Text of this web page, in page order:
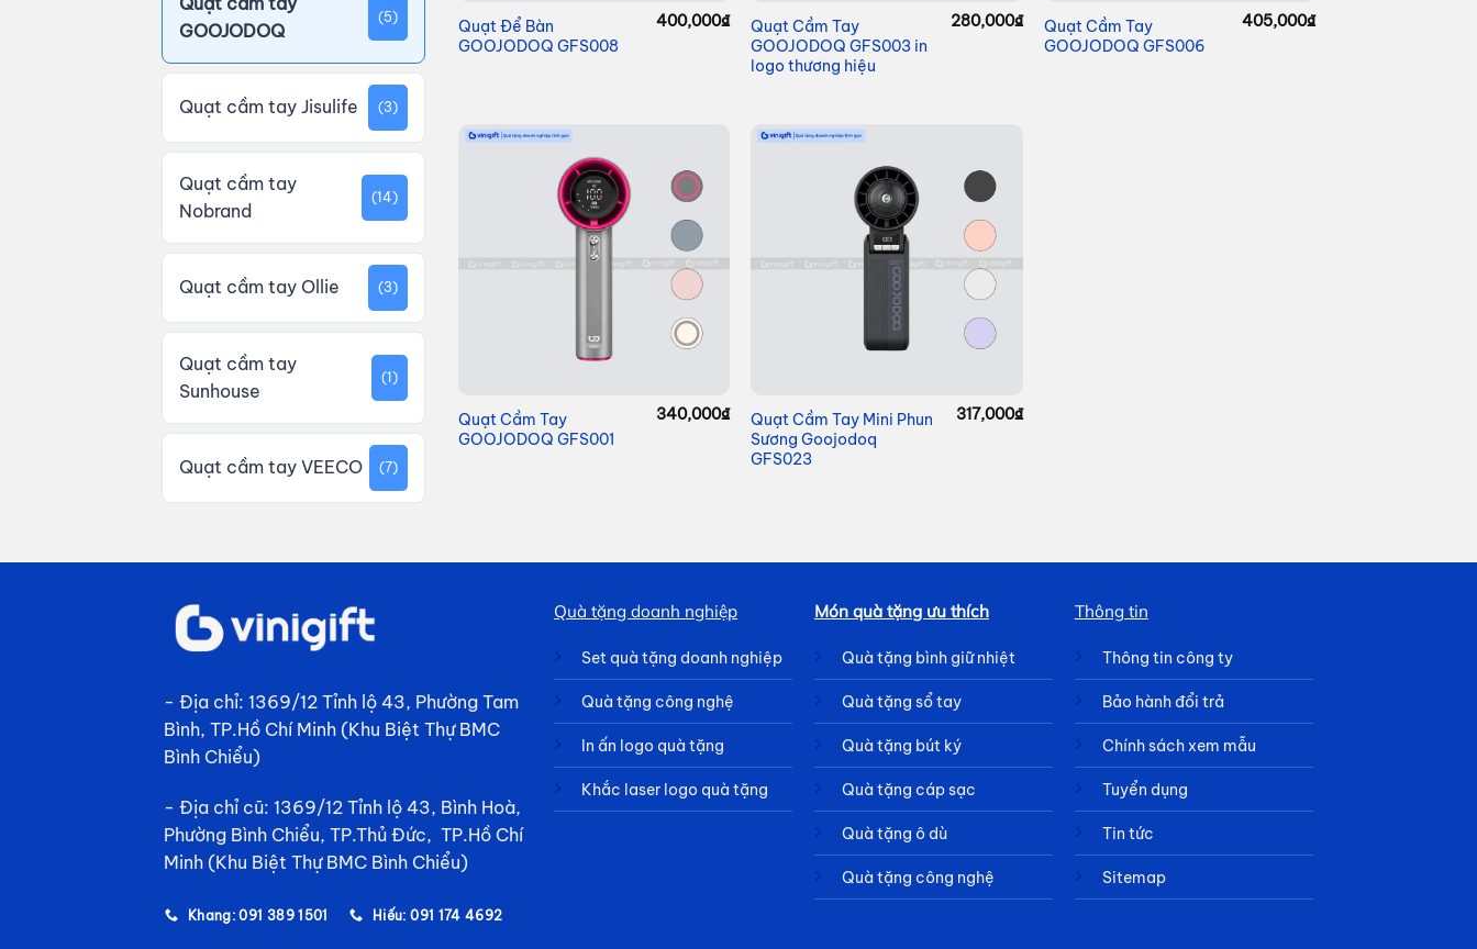
GOOJODOQ
(5)
Quạt cầm tay Jisulife (3)
Quạt cầm tay
Nobrand
(14)
Quạt cầm tay Ollie (3)
Quạt cầm tay
Sunhouse
(1)
Quạt cầm tay VEECO (7)
Quạt Để Bàn
GOOJODOQ GFS008
400,000₫
Quạt Cầm Tay
GOOJODOQ GFS003 in
logo thương hiệu
280,000₫
Quạt Cầm Tay
GOOJODOQ GFS006
405,000₫
Quạt Cầm Tay
GOOJODOQ GFS001
340,000₫
Quạt Cầm Tay Mini Phun
Sương Goojodoq
GFS023
317,000₫
- Địa chỉ: 1369/12 Tỉnh lộ 43, Phường Tam
Bình, TP.Hồ Chí Minh (Khu Biệt Thự BMC
Bình Chiểu)
- Địa chỉ cũ: 1369/12 Tỉnh lộ 43, Bình Hoà,
Phường Bình Chiểu, TP.Thủ Đức, TP.Hồ Chí
Minh (Khu Biệt Thự BMC Bình Chiểu)
Khang: 091 389 1501 Hiếu: 091 174 4692
Quà tặng doanh nghiệp
Set quà tặng doanh nghiệp
Quà tặng công nghệ
In ấn logo quà tặng
Khắc laser logo quà tặng
Món quà tặng ưu thích
Quà tặng bình giữ nhiệt
Quà tặng sổ tay
Quà tặng bút ký
Quà tặng cáp sạc
Quà tặng ô dù
Quà tặng công nghệ
Thông tin
Thông tin công ty
Bảo hành đổi trả
Chính sách xem mẫu
Tuyển dụng
Tin tức
Sitemap